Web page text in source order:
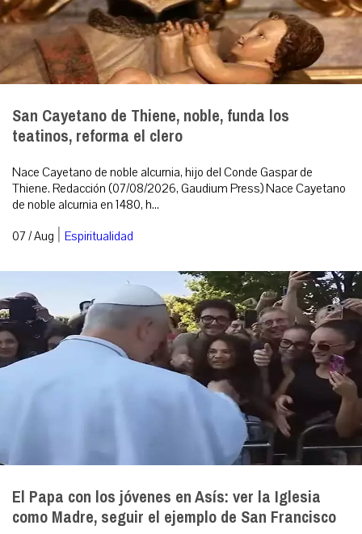
San Cayetano de Thiene, noble, funda los
teatinos, reforma el clero
Nace Cayetano de noble alcurnia, hijo del Conde Gaspar de
Thiene. Redacción (07/08/2026, Gaudium Press) Nace Cayetano
de noble alcurnia en 1480, h...
07 / Aug | Espiritualidad
El Papa con los jóvenes en Asís: ver la Iglesia
como Madre, seguir el ejemplo de San Francisco